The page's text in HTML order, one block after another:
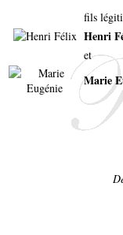
fils
Henri
et
Marie